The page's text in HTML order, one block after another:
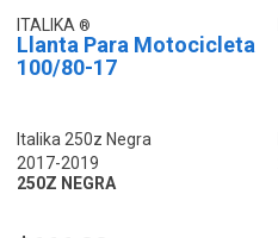
ITALIKA
Llanta Para Motocicleta
100/80-17
Italika 250z Negra
2017-2019
250Z NEGRA